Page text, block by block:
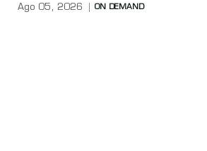
Ago 05, 2026 ON DEMAND